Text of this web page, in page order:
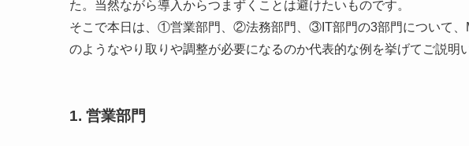
た。当然ながら導入からつまずくことは避けたいものです。
そこで本日は、①営業部門、②法務部門、③IT部門の3部門について、
のようなやり取りや調整が必要になるのか代表的な例を挙げてご説明
1. 営業部門